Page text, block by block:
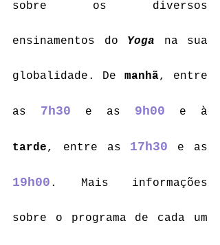
sobre os diversos
ensinamentos do Yoga na sua
globalidade. De manhã, entre
as 7h30 e as 9h00
tarde, entre as 17h30
19h00 . Mais informações
sobre o programa de cada um